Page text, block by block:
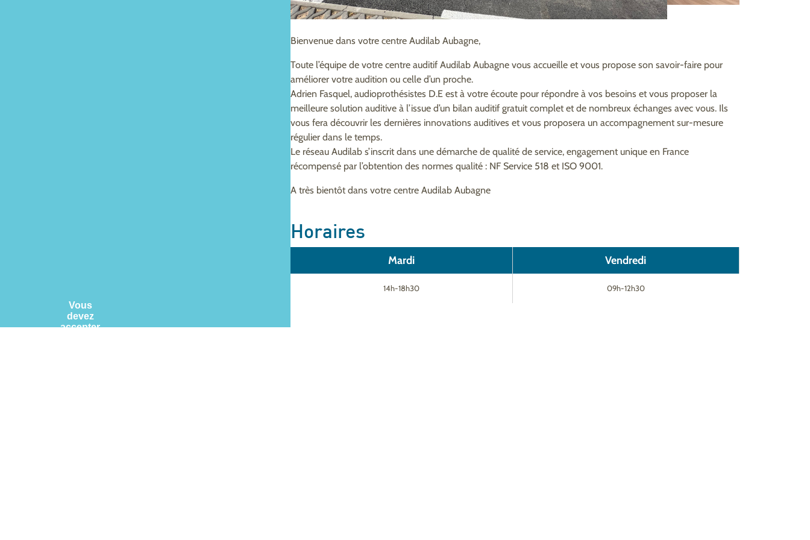
Bienvenue dans votre centre Audilab Aubagne,
Toute l’équipe de votre centre auditif Audilab Aubagne vous accueille et vous propose son savoir-faire pour
améliorer votre audition ou celle d’un proche.
Adrien Fasquel, audioprothésistes D.E est à votre écoute pour répondre à vos besoins et vous proposer la
meilleure solution auditive à l’issue d’un bilan auditif gratuit complet et de nombreux échanges avec vous. Ils
vous fera découvrir les dernières innovations auditives et vous proposera un accompagnement sur-mesure
régulier dans le temps.
Le réseau Audilab s’inscrit dans une démarche de qualité de service, engagement unique en France
récompensé par l’obtention des normes qualité : NF Service 518 et ISO 9001.
A très bientôt dans votre centre Audilab Aubagne
Horaires
Mardi
14h-18h30
Vendredi
09h-12h30
Vous
devez
accepter